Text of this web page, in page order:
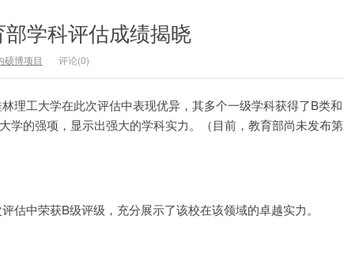
学科评估成绩揭晓
硕博项目 评论(0)
理工大学在此次评估中表现优异，其多个一级学科获得了B类和
学的强项，显示出强大的学科实力。（目前，教育部尚未发布第
估中荣获B级评级，充分展示了该校在该领域的卓越实力。